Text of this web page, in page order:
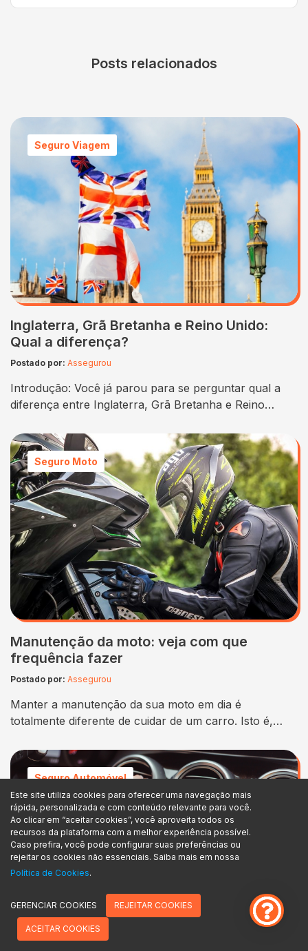
Posts relacionados
Seguro Viagem
Inglaterra, Grã Bretanha e Reino Unido:
Qual a diferença?
Postado por: Assegurou
Introdução: Você já parou para se perguntar qual a
diferença entre Inglaterra, Grã Bretanha e Reino
mas cada um deles tem um significado específico e
representa uma realidade geográfica e política distinta.
Neste artigo, vamos explorar essas diferenças e
entender porque esses termos podem ser
confundidos. Então, se você…
Seguro Moto
Manutenção da moto: veja com que
frequência fazer
Postado por: Assegurou
Manter a manutenção da sua moto em dia é
totalmente diferente de cuidar de um carro. Isto é,
um olhar mais atento em seus componentes. A
segurança é primordial: freios, pneus, corrente e
carros podem lidar melhor com os solavancos, com…
Seguro Automóvel
Este site utiliza cookies para oferecer uma navegação mais
rápida, personalizada e com conteúdo relevante para você.
Ao clicar em “aceitar cookies”, você aproveita todos os
recursos da plataforma com a melhor experiência possível.
Caso prefira, você pode configurar suas preferências ou
rejeitar os cookies não essenciais. Saiba mais em nossa
Política de Cookies.
GERENCIAR COOKIES REJEITAR COOKIES
ACEITAR COOKIES